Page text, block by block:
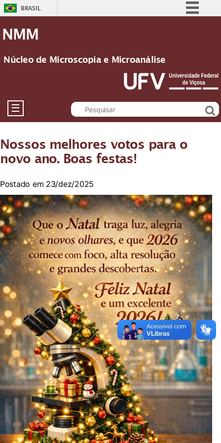
BRASIL
Participe
Acesso à informação
Legislação
Canais
NMM
Núcleo de Microscopia e Microanálise
☰
Nossos melhores votos para o
novo ano. Boas festas!
Postado em 23/dez/2025